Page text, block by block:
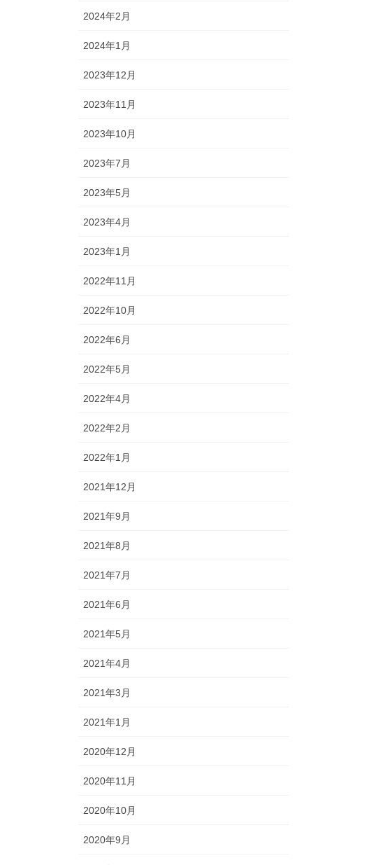
2024年2月
2024年1月
2023年12月
2023年11月
2023年10月
2023年7月
2023年5月
2023年4月
2023年1月
2022年11月
2022年10月
2022年6月
2022年5月
2022年4月
2022年2月
2022年1月
2021年12月
2021年9月
2021年8月
2021年7月
2021年6月
2021年5月
2021年4月
2021年3月
2021年1月
2020年12月
2020年11月
2020年10月
2020年9月